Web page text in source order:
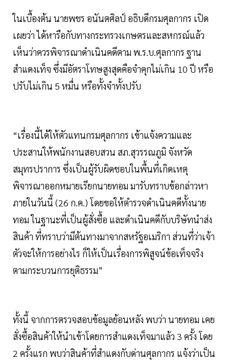
ในเบื้องต้น นายพชร อนันตศิลป์ อธิบดีกรมศุลกากร เปิด
เผยว่า ได้หารือกับทางกระทรวงเกษตรและสหกรณ์แล้ว
เห็นว่าควรพิจารณาดำเนินคดีตาม พ.ร.บ.ศุลกากร ฐาน
สำแดงเท็จ ซึ่งมีอัตราโทษสูงสุดคือจำคุกไม่เกิน 10 ปี หรือ
ปรับไม่เกิน 5 หมื่น หรือทั้งจำทั้งปรับ
“เรื่องนี้ได้ให้ตัวแทนกรมศุลกากร เข้าแจ้งความและ
ประสานให้พนักงานสอบสวน สภ.สุวรรณภูมิ จังหวัด
สมุทรปราการ ซึ่งเป็นผู้รับผิดชอบในพื้นที่เกิดเหตุ
พิจารณาออกหมายเรียกนายทอม มารับทราบข้อกล่าวหา
ภายในวันนี้ (26 ก.ค.) โดยขอให้ตำรวจดำเนินคดีทั้งนาย
ทอม ในฐานะที่เป็นผู้สั่งซื้อ และดำเนินคดีกับบริษัทนำส่ง
สินค้า ที่ทราบว่ามีต้นทางมาจากสหรัฐอเมริกา ส่วนที่ว่าเจ้า
ตัวจะให้การอย่างไร ก็ให้เป็นเรื่องการพิสูจน์ข้อเท็จจริง
ตามกระบวนการยุติธรรม”
ทั้งนี้ จากการตรวจสอบข้อมูลย้อนหลัง พบว่า นายทอม เคย
สั่งซื้อสินค้าให้นำเข้าโดยการสำแดงเท็จมาแล้ว 3 ครั้ง โดย
2 ครั้งแรก พบว่าสินค้าที่สำแดงกับด่านศุลกากร แจ้งว่าเป็น